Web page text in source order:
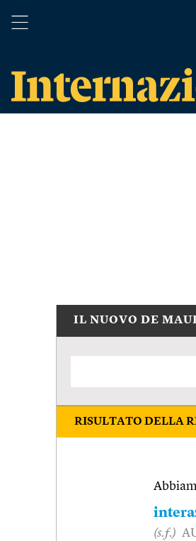
IL NUOVO DE
RISULTATO DELLA
(s.f.)